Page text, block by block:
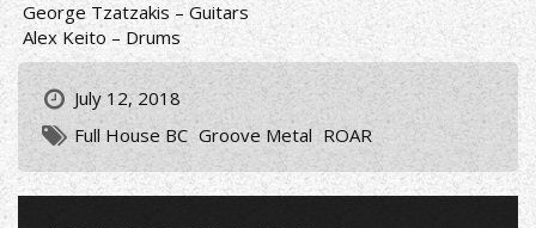
George Tzatzakis – Guitars
Alex Keito – Drums
July 12, 2018
Full House BC Groove Metal ROAR